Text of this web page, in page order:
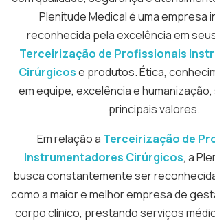
Plenitude Medical é uma empresa
reconhecida pela excelência em
Terceirização de Profissionais
Cirúrgicose produtos. Ética,
em equipe, excelência e
principais valores.
Em relação a Terceirização de
Instrumentadores Cirúrgicos, a
busca constantemente ser
como a maior e melhor empresa de
corpo clínico, prestando serviços